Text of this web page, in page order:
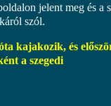
jelent meg és a
szól.
kajakozik, és
a szegedi